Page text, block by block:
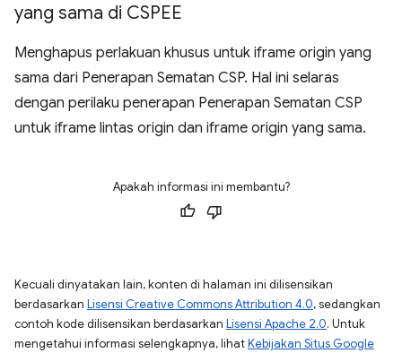
yang sama di CSPEE
Menghapus perlakuan khusus untuk iframe origin yang
sama dari Penerapan Sematan CSP. Hal ini selaras
dengan perilaku penerapan Penerapan Sematan CSP
untuk iframe lintas origin dan iframe origin yang sama.
Apakah informasi ini membantu?
Kecuali dinyatakan lain, konten di halaman ini dilisensikan
berdasarkan Lisensi Creative Commons Attribution 4.0, sedangkan
contoh kode dilisensikan berdasarkan Lisensi Apache 2.0. Untuk
mengetahui informasi selengkapnya, lihatKebijakan Situs Google